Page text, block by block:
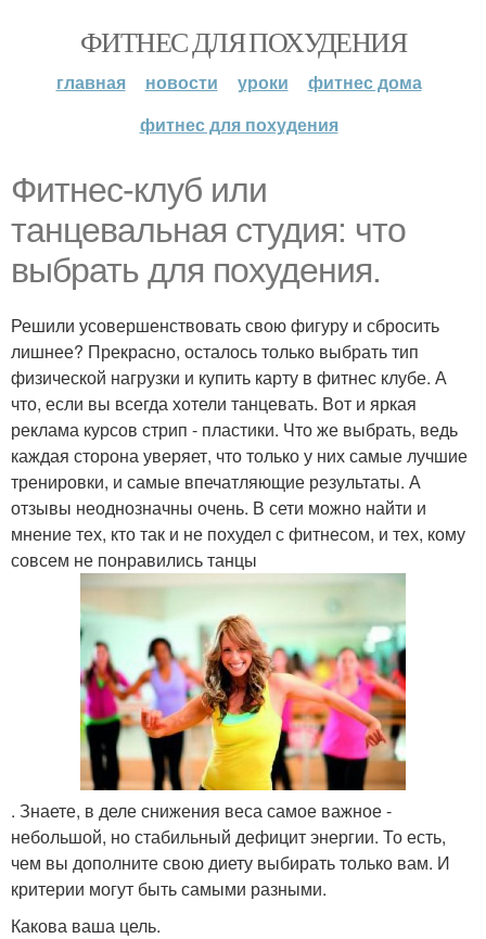
ФИТНЕС ДЛЯ ПОХУДЕНИЯ
главная новости уроки
фитнес дома
фитнес для похудения
Фитнес-клуб или
танцевальная студия: что
выбрать для похудения.
Решили усовершенствовать свою фигуру и сбросить
лишнее? Прекрасно, осталось только выбрать тип
физической нагрузки и купить карту в фитнес клубе. А
что, если вы всегда хотели танцевать. Вот и яркая
реклама курсов стрип - пластики. Что же выбрать, ведь
каждая сторона уверяет, что только у них самые лучшие
тренировки, и самые впечатляющие результаты. А
отзывы неоднозначны очень. В сети можно найти и
мнение тех, кто так и не похудел с фитнесом, и тех, кому
совсем не понравились танцы
. Знаете, в деле снижения веса самое важное -
небольшой, но стабильный дефицит энергии. То есть,
чем вы дополните свою диету выбирать только вам. И
критерии могут быть самыми разными.
Какова ваша цель.